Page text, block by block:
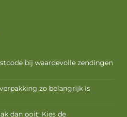
bij waardevolle zendingen
zo belangrijk is
dan ooit: Kies de